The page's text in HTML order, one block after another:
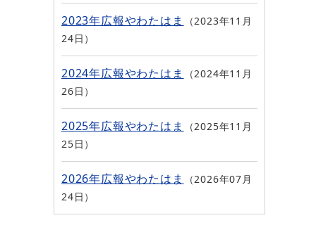
2023年広報やわたはま
2023年11月
24日
2024年広報やわたはま
2024年11月
26日
2025年広報やわたはま
2025年11月
25日
2026年広報やわたはま
2026年07月
24日